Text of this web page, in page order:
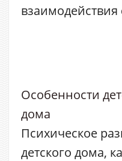
Особенности
дома
Психическое
детского дома,